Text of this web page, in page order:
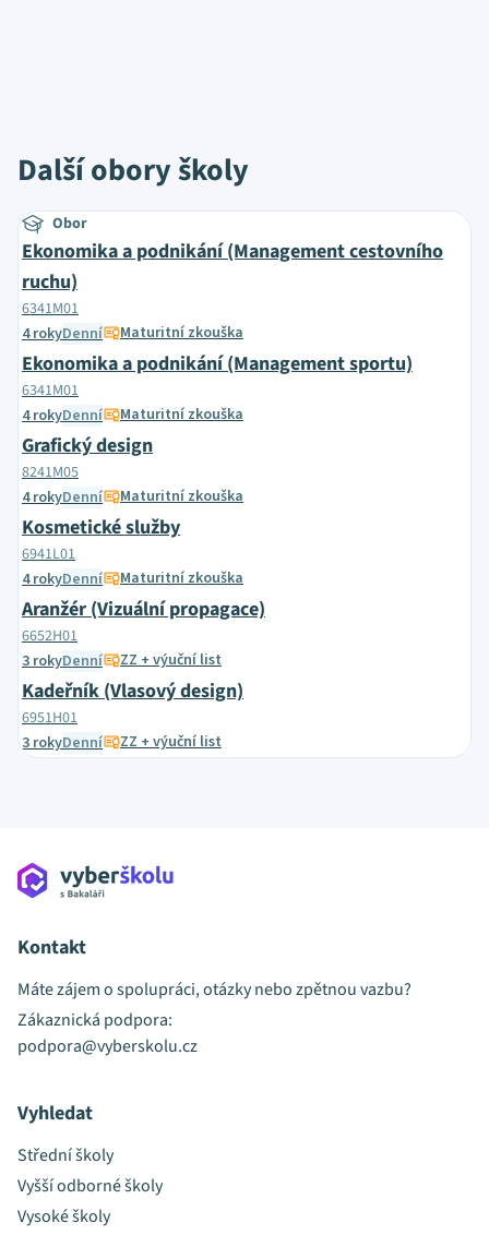
Další obory školy
Obor
Ekonomika a podnikání (Management cestovního
ruchu)
6341M01
4 rokyDenní Maturitní zkouška
Ekonomika a podnikání (Management sportu)
6341M01
4 rokyDenní Maturitní zkouška
Grafický design
8241M05
4 rokyDenní Maturitní zkouška
Kosmetické služby
6941L01
4 rokyDenní Maturitní zkouška
Aranžér (Vizuální propagace)
6652H01
3 rokyDenní ZZ + výuční list
Kadeřník (Vlasový design)
6951H01
3 rokyDenní ZZ + výuční list
Kontakt
Máte zájem o spolupráci, otázky nebo zpětnou vazbu?
Zákaznická podpora:
podpora@vyberskolu.cz
Vyhledat
Střední školy
Vyšší odborné školy
Vysoké školy